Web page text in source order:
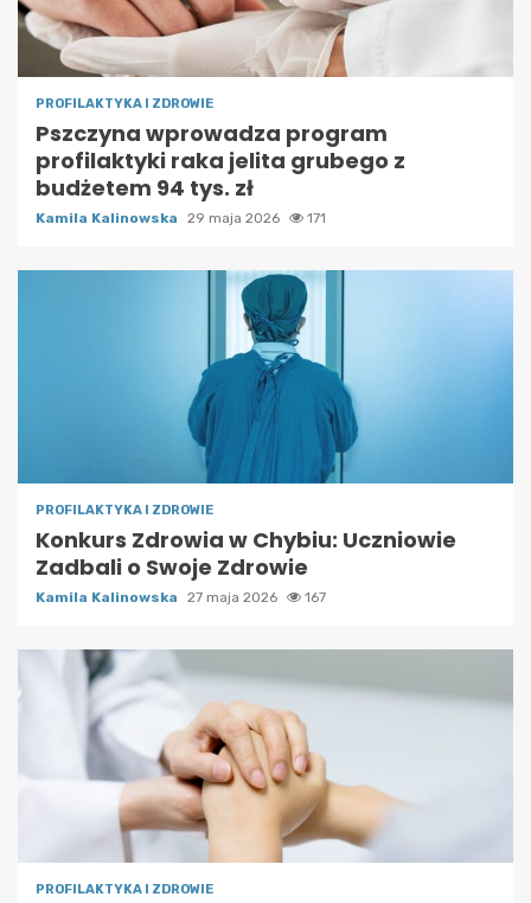
PROFILAKTYKA I ZDROWIE
Pszczyna wprowadza program
profilaktyki raka jelita grubego z
budżetem 94 tys. zł
Kamila Kalinowska 29 maja 2026 171
PROFILAKTYKA I ZDROWIE
Konkurs Zdrowia w Chybiu: Uczniowie
Zadbali o Swoje Zdrowie
Kamila Kalinowska 27 maja 2026 167
PROFILAKTYKA I ZDROWIE